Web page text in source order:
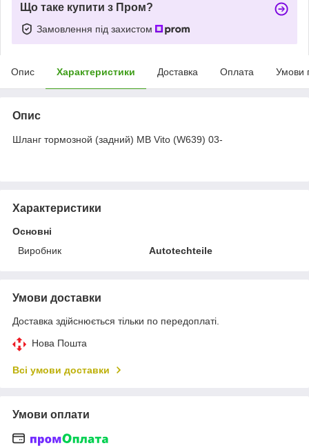
Що таке купити з Пром?
Замовлення під захистом
Опис Характеристики Доставка Оплата Умови
Опис
Шланг тормозной (задний) MB Vito (W639) 03-
Характеристики
Основні
Виробник
Autotechteile
Умови доставки
Доставка здійснюється тільки по передоплаті.
Нова Пошта
Всі умови доставки
Умови оплати